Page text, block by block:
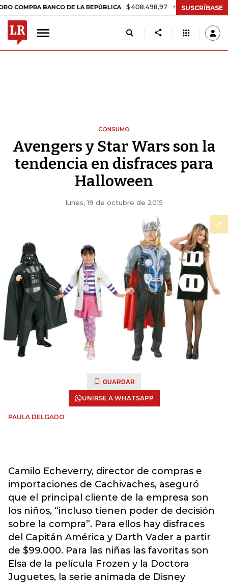
BANCO DE LA REPÚBLICA $ 408.498,97 +$ 8.753,81 +2,19%
SUSCRÍBASE
CONSUMO
Avengers y Star Wars son la
tendencia en disfraces para
Halloween
lunes, 19 de octubre de 2015
GUARDAR
UNIRSE A WHATSAPP
PAULA DELGADO
Camilo Echeverry, director de compras e
importaciones de Cachivaches, aseguró
que el principal cliente de la empresa son
los niños, “incluso tienen poder de decisión
sobre la compra”. Para ellos hay disfraces
del Capitán América y Darth Vader a partir
de $99.000. Para las niñas las favoritas son
Elsa de la película Frozen y la Doctora
Juguetes, la serie animada de Disney